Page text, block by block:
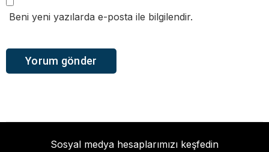
Beni yeni yazılarda e-posta ile bilgilendir.
Sosyal medya hesaplarımızı keşfedin